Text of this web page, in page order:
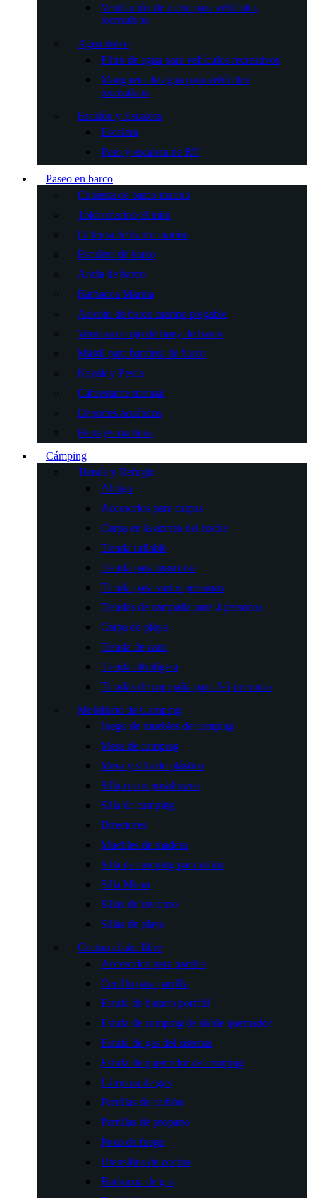
Ventilación de techo para vehículos
recreativos
Agua dulce
Filtro de agua para vehículos recreativos
Manguera de agua para vehículos
recreativos
Escalón y Escalera
Escalera
Paso y escalera de RV
Paseo en barco
Cubierta de barco marino
Toldo marino Bimini
Defensa de barco marino
Escalera de barco
Ancla de barco
Barbacoa Marina
Asiento de barco marino plegable
Ventana de ojo de buey de barco
Mástil para bandera de barco
Kayak y Pesca
Cabrestante manual
Deportes acuáticos
Herrajes marinos
Cámping
Tienda y Refugio
Abrigo
Accesorios para carpas
Carpa en la azotea del coche
Tienda inflable
Tienda para mascotas
Tienda para varias personas
Tiendas de campaña para 4 personas
Carpa de playa
Tienda de caza
Tienda ultraligera
Tiendas de campaña para 2-3 personas
Mobiliario de Camping
Juego de muebles de camping
Mesa de camping
Mesa y silla de plástico
Silla con reposabrazos
Silla de camping
Directores
Muebles de madera
Silla de camping para niños
Silla Moon
Sillas de invierno
Sillas de playa
Cocina al aire libre
Accesorios para parrilla
Cepillo para parrilla
Estufa de butano portátil
Estufa de camping de doble quemador
Estufa de gas del sistema
Estufa de quemador de camping
Lámpara de gas
Parrillas de carbón
Parrillas de propano
Pozo de fuego
Utensilios de cocina
Barbacoa de gas